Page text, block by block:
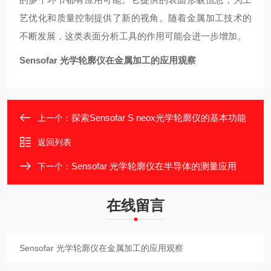
艺优化和质量控制提供了新的视角。随着金属加工技术的
不断发展，这类表面分析工具的作用可能会进一步增加。
Sensofar 光学轮廓仪在金属加工的应用观察
上一个： 探索Sensofar S neox光学轮廓仪的基本功能
返回列表
下一个： Sensofar 光学轮廓仪在半导体的测量应用
在线留言